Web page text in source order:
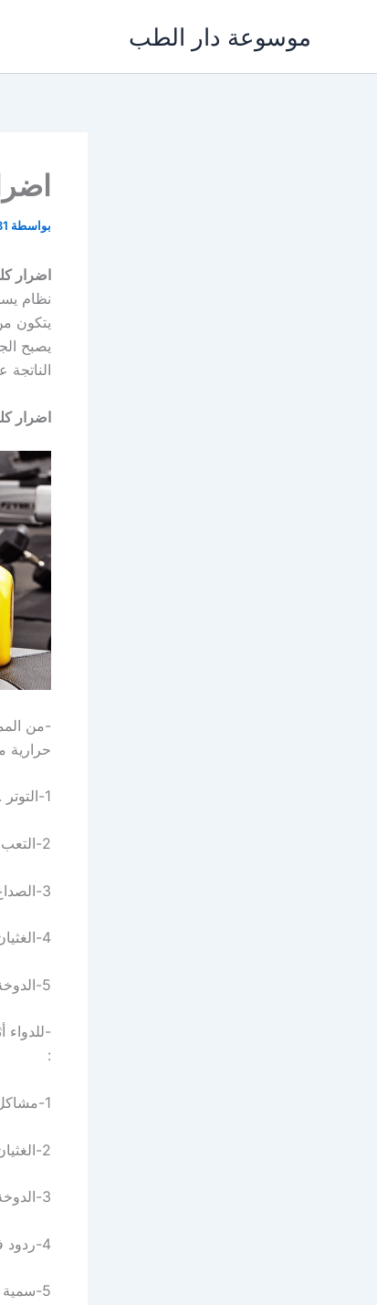
موسوعة دار الطب
اضرار
بواسطة 31
اضرار
نظام
يتكون
يصبح
الناتجة عن كلين 9
اضرار
حرارية
1-التوتر .
2-التعب الشديد، بسبب انخفاض السعرات الحرارية .
3-الصداع .
4-الغثيان .
5-الدوخة، أو الدوار .
-للدواء
:
1-مشاكل عديدة في المعدة .
2-الغثيان .
3-الدوخة .
4-ردود فعل تحسسية في بعض الحالات .
5-سمية الكبد، في حالة الاستخدام الطويل للدواء .